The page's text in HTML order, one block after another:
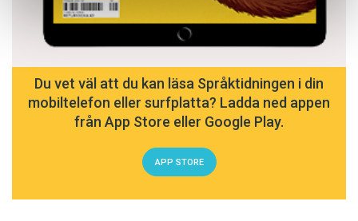
Du vet väl att du kan läsa Språktidningen i din
mobiltelefon eller surfplatta? Ladda ned appen
från App Store eller Google Play.
APP STORE